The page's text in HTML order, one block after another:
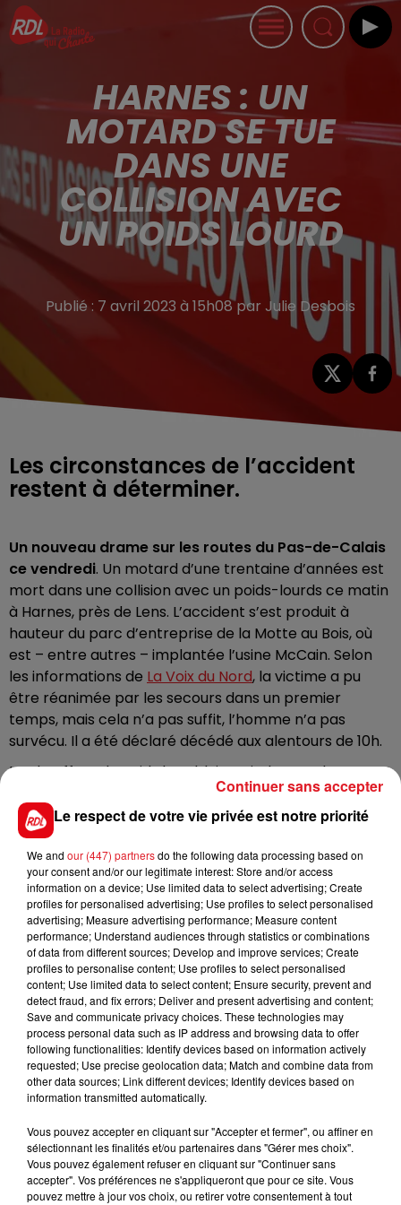
HARNES : UN
MOTARD SE TUE
DANS UNE
COLLISION AVEC
UN POIDS LOURD
Publié : 7 avril 2023 à 15h08 par Julie Desbois
Les circonstances de l’accident
restent à déterminer.
Un nouveau drame sur les routes du Pas-de-Calais
ce vendredi. Un motard d’une trentaine d’années est
mort dans une collision avec un poids-lourds ce matin
à Harnes, près de Lens. L’accident s’est produit à
hauteur du parc d’entreprise de la Motte au Bois, où
est – entre autres – implantée l’usine McCain. Selon
les informations de La Voix du Nord, la victime a pu
être réanimée par les secours dans un premier
temps, mais cela n’a pas suffit, l’homme n’a pas
survécu. Il a été déclaré décédé aux alentours de 10h.
Le chauffeur du poids lourd, lui, est indemne. Il est
auditionné pour déterminer les circonstances du
choc.
FIL D'ACTUS
15 juillet 2026
BÉTHUNE: ENQUÊTE POUR HOMICIDE
Selon les premiers éléments, le logement servait
à des prostituées
Le respect de votre vie privée est notre priorité
We and our (447) partnersdo the following data processing based on
your consent and/or our legitimate interest: Store and/or access
information on a device; Use limited data to select advertising; Create
profiles for personalised advertising; Use profiles to select personalised
advertising; Measure advertising performance; Measure content
performance; Understand audiences through statistics or combinations
of data from different sources; Develop and improve services; Create
profiles to personalise content; Use profiles to select personalised
content; Use limited data to select content; Ensure security, prevent and
detect fraud, and fix errors; Deliver and present advertising and content;
Save and communicate privacy choices. These technologies may
process personal data such as IP address and browsing data to offer
following functionalities: Identify devices based on information actively
requested; Use precise geolocation data; Match and combine data from
other data sources; Link different devices; Identify devices based on
information transmitted automatically.
Vous pouvez accepter en cliquant sur "Accepter et fermer", ou affiner en
sélectionnant les finalités et/ou partenaires dans "Gérer mes choix".
Vous pouvez également refuser en cliquant sur "Continuer sans
accepter". Vos préférences ne s'appliqueront que pour ce site. Vous
pouvez mettre à jour vos choix, ou retirer votre consentement à tout
Continuer sans accepter